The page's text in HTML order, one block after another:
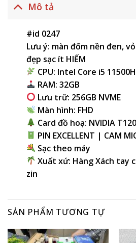
Mô tả
#id 0247
Lưu ý: màn đốm nền đen,
đẹp sạc ít HIẾM
CPU: Intel Core i5 11500H
RAM: 32GB
Lưu trữ: 256GB NVME
Màn hình: FHD
Card đồ hoạ: NVIDIA
PIN EXCELLENT | CAM
Sạc theo máy
Xuất xứ: Hàng Xách tay
zin
SẢN PHẨM TƯƠNG TỰ